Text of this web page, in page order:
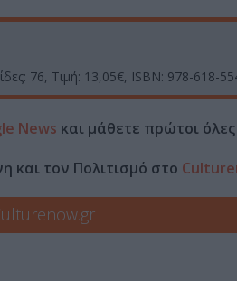
76, Τιμή: 13,05€, ISBN: 978-618-
News και μάθετε πρώτοι όλες
και τον Πολιτισμό στο